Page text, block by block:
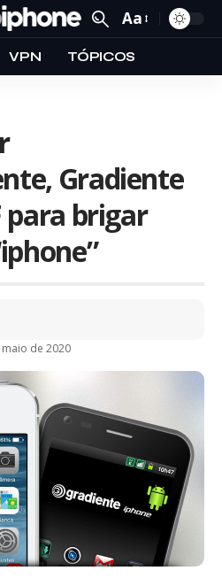
Aa
VPN TÓPICOS
Gradiente
para brigar
de 2020